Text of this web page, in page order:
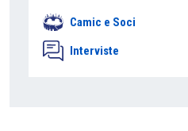
Camic e Soci
Interviste